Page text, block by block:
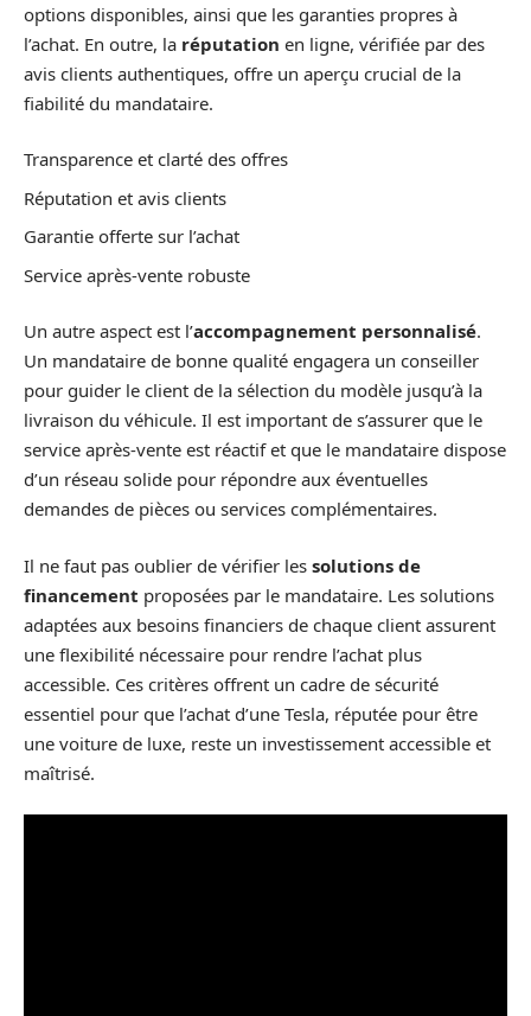
options disponibles, ainsi que les garanties propres à
l’achat. En outre, la réputation en ligne, vérifiée par des
avis clients authentiques, offre un aperçu crucial de la
fiabilité du mandataire.
Transparence et clarté des offres
Réputation et avis clients
Garantie offerte sur l’achat
Service après-vente robuste
Un autre aspect est l’accompagnement personnalisé.
Un mandataire de bonne qualité engagera un conseiller
pour guider le client de la sélection du modèle jusqu’à la
livraison du véhicule. Il est important de s’assurer que le
service après-vente est réactif et que le mandataire dispose
d’un réseau solide pour répondre aux éventuelles
demandes de pièces ou services complémentaires.
Il ne faut pas oublier de vérifier les solutions de
financement proposées par le mandataire. Les solutions
adaptées aux besoins financiers de chaque client assurent
une flexibilité nécessaire pour rendre l’achat plus
accessible. Ces critères offrent un cadre de sécurité
essentiel pour que l’achat d’une Tesla, réputée pour être
une voiture de luxe, reste un investissement accessible et
maîtrisé.